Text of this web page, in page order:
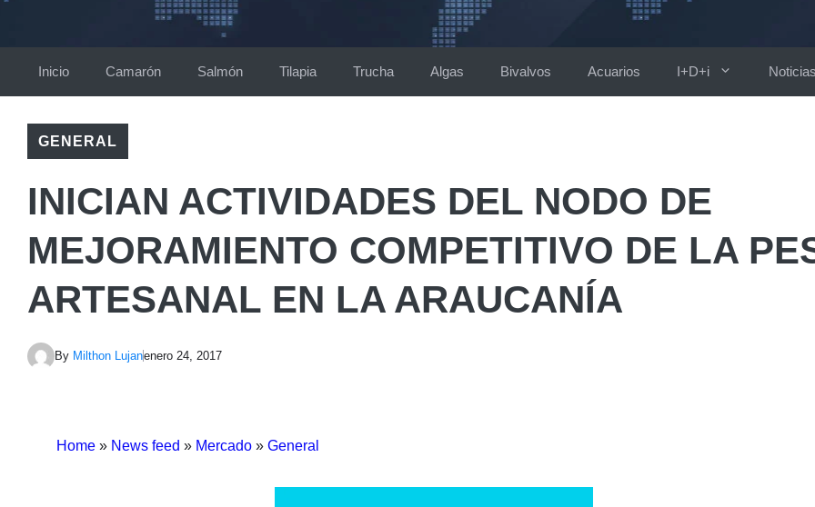
Inicio Camarón Salmón Tilapia Trucha Algas Bivalvos Acuarios I+D+i
GENERAL
INICIAN ACTIVIDADES DEL NODO DE
MEJORAMIENTO COMPETITIVO DE LA
ARTESANAL EN LA ARAUCANÍA
By Milthon Lujanenero 24, 2017
Home » News feed » Mercado » General